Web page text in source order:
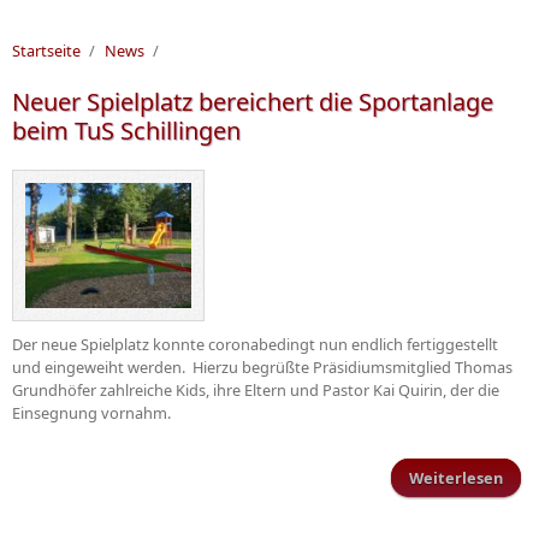
Startseite / News /
Neuer Spielplatz bereichert die Sportanlage
beim TuS Schillingen
Der neue Spielplatz konnte coronabedingt nun endlich fertiggestellt
und eingeweiht werden. Hierzu begrüßte Präsidiumsmitglied Thomas
Grundhöfer zahlreiche Kids, ihre Eltern und Pastor Kai Quirin, der die
Einsegnung vornahm.
Weiterlesen